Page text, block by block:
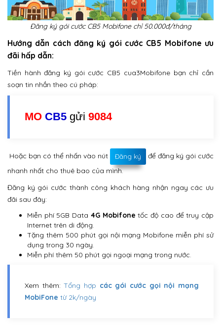
Đăng ký gói cước CB5 Mobifone chỉ 50.000đ/tháng
Hướng dẫn cách đăng ký gói cước CB5 Mobifone ưu
đãi hấp dẫn:
Tiền hành đăng ký gói cước CB5 cua3Mobifone bạn chỉ cần
soạn tin nhắn theo cú pháp:
MO CB5 gửi 9084
Hoặc bạn có thể nhấn vào nút Đăng ký
để đăng ký gói cước
nhanh nhất cho thuê bao của mình.
Đăng ký gói cước thành công khách hàng nhận ngay các ưu
đãi sau đây:
Miễn phí 5GB Data 4G Mobifone tốc độ cao để truy cập
Internet trên di động.
Tặng thêm 500 phút gọi nội mạng Mobifone miễn phí sử
dụng trong 30 ngày.
Miễn phí thêm 50 phút gọi ngoại mạng trong nước.
Xem thêm:Tổng hợp các gói cước gọi nội mạng
MobiFone từ 2k/ngày